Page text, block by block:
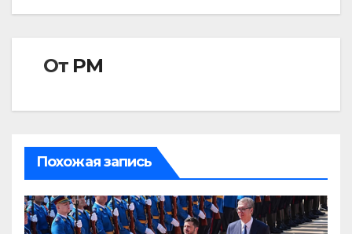
От РМ
Похожая запись